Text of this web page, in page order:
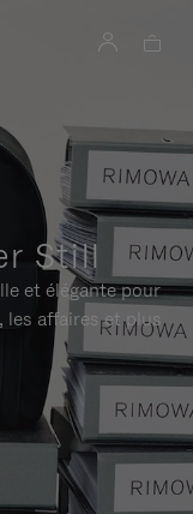
Still
et élégante pour
affaires et plus